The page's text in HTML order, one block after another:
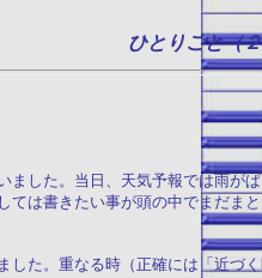
ひとりごと（
した。当日、天気予報では雨が
は書きたい事が頭の中でまだま
た。重なる時（正確には「近づ